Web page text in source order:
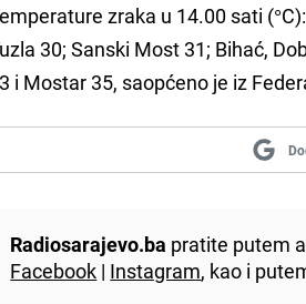
zraka u 14.00 sati
30; Sanski Most 31; Bihać,
i Mostar 35, saopćeno je iz
Radiosarajevo.ba pratite putem
Facebook | Instagram, kao i